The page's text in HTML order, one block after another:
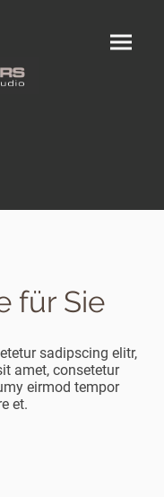
für Sie
sadipscing elitr,
amet, consetetur
eirmod tempor
et.